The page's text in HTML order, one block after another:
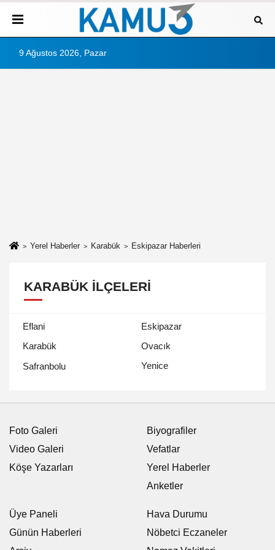
9 Ağustos 2026, Pazar
Yerel Haberler Karabük Eskipazar Haberleri
KARABÜK İLÇELERI
Eflani
Eskipazar
Karabük
Ovacık
Safranbolu
Yenice
Foto Galeri
Video Galeri
Köşe Yazarları
Biyografiler
Vefatlar
Yerel Haberler
Anketler
Üye Paneli
Günün Haberleri
Hava Durumu
Nöbetci Eczaneler